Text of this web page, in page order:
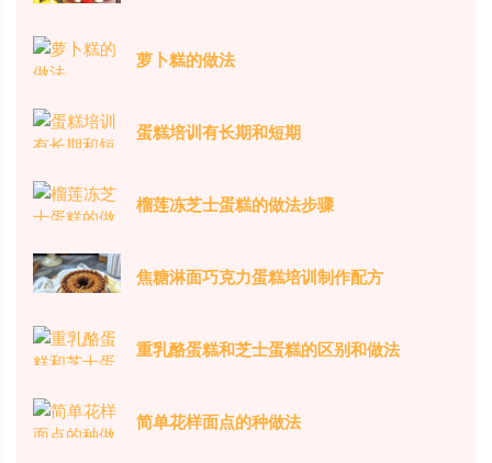
萝卜糕的做法
蛋糕培训有长期和短期
榴莲冻芝士蛋糕的做法步骤
焦糖淋面巧克力蛋糕培训制作配方
重乳酪蛋糕和芝士蛋糕的区别和做法
简单花样面点的种做法